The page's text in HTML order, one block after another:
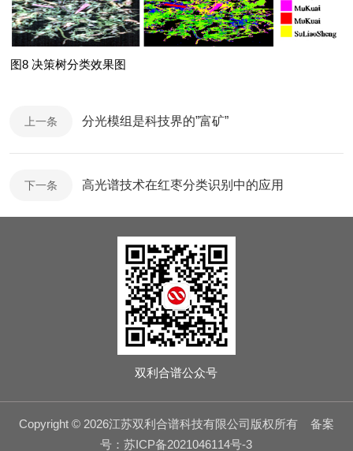
图8 决策树分类效果图
上一条 分光模组是科技界的”富矿”
下一条 高光谱技术在红枣分类识别中的应用
双利合谱公众号
Copyright © 2026江苏双利合谱科技有限公司版权所有 备案
号：苏ICP备2021046114号-3